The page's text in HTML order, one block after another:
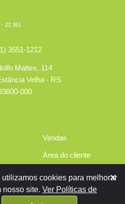
22.361
3551-1212
Mattes, 114
Velha - RS
000
Vendas
Área do cliente
Contato
utilizamos cookies para melhorar
nosso site. Ver Políticas de